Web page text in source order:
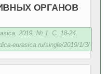
ОРГАНОВ
2019. № 1. С. 18-24.
eurasica.ru/single/2019/1/3/